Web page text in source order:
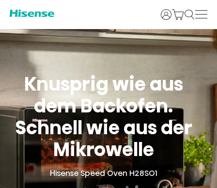
Login
Knusprig wie aus
dem Backofen.
Schnell wie aus der
Mikrowelle
Hisense Speed Oven H28SO1